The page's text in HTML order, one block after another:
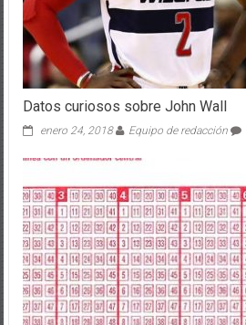
Datos curiosos sobre John Wall
enero 24, 2018 Equipo de redacción